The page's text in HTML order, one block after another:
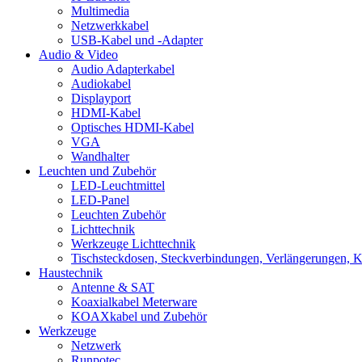
Multimedia
Netzwerkkabel
USB-Kabel und -Adapter
Audio & Video
Audio Adapterkabel
Audiokabel
Displayport
HDMI-Kabel
Optisches HDMI-Kabel
VGA
Wandhalter
Leuchten und Zubehör
LED-Leuchtmittel
LED-Panel
Leuchten Zubehör
Lichttechnik
Werkzeuge Lichttechnik
Tischsteckdosen, Steckverbindungen, Verlängerungen,
Haustechnik
Antenne & SAT
Koaxialkabel Meterware
KOAXkabel und Zubehör
Werkzeuge
Netzwerk